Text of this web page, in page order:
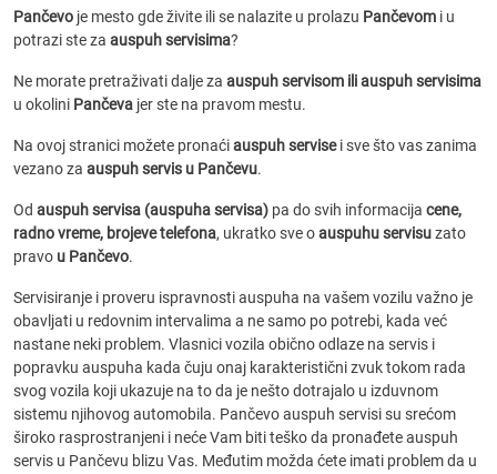
Pančevo je mesto gde živite ili se nalazite u prolazu Pančevom i u
potrazi ste za auspuh servisima?
Ne morate pretraživati dalje za auspuh servisom ili auspuh servisima
u okolini Pančeva jer ste na pravom mestu.
Na ovoj stranici možete pronaćiauspuh servisei sve što vas zanima
vezano za auspuh servis u Pančevu.
Od auspuh servisa (auspuha servisa) pa do svih informacija cene,
radno vreme, brojeve telefona, ukratko sve oauspuhu servisuzato
pravo u Pančevo.
Servisiranje i proveru ispravnosti auspuha na vašem vozilu važno je
obavljati u redovnim intervalima a ne samo po potrebi, kada već
nastane neki problem. Vlasnici vozila obično odlaze na servis i
popravku auspuha kada čuju onaj karakteristični zvuk tokom rada
svog vozila koji ukazuje na to da je nešto dotrajalo u izduvnom
sistemu njihovog automobila. Pančevo auspuh servisi su srećom
široko rasprostranjeni i neće Vam biti teško da pronađete auspuh
servis u Pančevu blizu Vas. Međutim možda ćete imati problem da u